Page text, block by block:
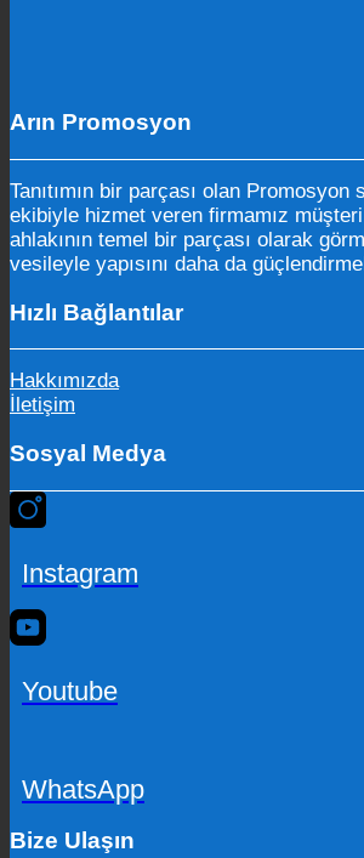
Arın Promosyon
Tanıtımın bir parçası olan
ekibiyle hizmet veren firmamız
ahlakının temel bir parçası olarak
vesileyle yapısını daha da
Hızlı Bağlantılar
Hakkımızda
İletişim
Sosyal Medya
Instagram
Youtube
WhatsApp
Bize Ulaşın